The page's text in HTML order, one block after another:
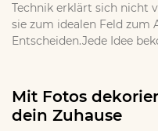
Technik erklärt sich nicht
sie zum idealen Feld zum
Entscheiden.Jede Idee
Mit Fotos
dein Zuhause